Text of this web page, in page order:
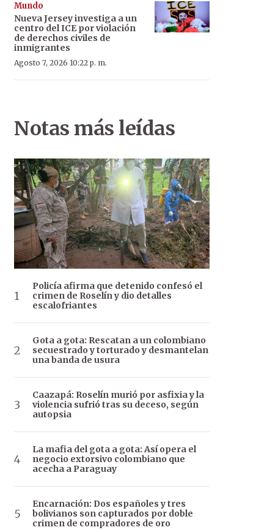
Mundo
Nueva Jersey investiga a un
centro del ICE por violación
de derechos civiles de
inmigrantes
Agosto 7, 2026 10:22 p. m.
Notas más leídas
Policía afirma que detenido confesó el
crimen de Roselín y dio detalles
escalofriantes
Gota a gota: Rescatan a un colombiano
secuestrado y torturado y desmantelan
una banda de usura
Caazapá: Roselín murió por asfixia y la
violencia sufrió tras su deceso, según
autopsia
La mafia del gota a gota: Así opera el
negocio extorsivo colombiano que
acecha a Paraguay
Encarnación: Dos españoles y tres
bolivianos son capturados por doble
crimen de compradores de oro